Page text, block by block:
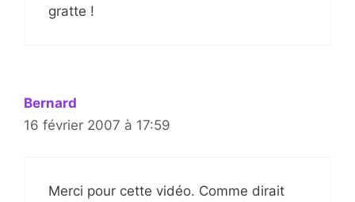
gratte !
Bernard
16 février 2007 à 17:59
Merci pour cette vidéo. Comme dirait